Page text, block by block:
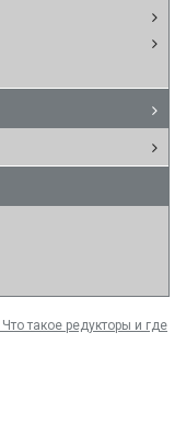
такое редукторы и где